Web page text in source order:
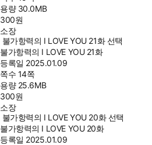
용량 30.0MB
300원
소장
불가항력의 I LOVE YOU 21화 선택
불가항력의 I LOVE YOU 21화
등록일 2025.01.09
쪽수 14쪽
용량 25.6MB
300원
소장
불가항력의 I LOVE YOU 20화 선택
불가항력의 I LOVE YOU 20화
등록일 2025.01.09